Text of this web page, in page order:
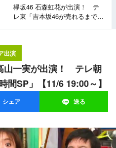
欅坂46 石森虹花が出演！ テ
レ東「吉本坂46が売れるまでの
出演
間SP」【11/6 19:00～】
シェア 送る